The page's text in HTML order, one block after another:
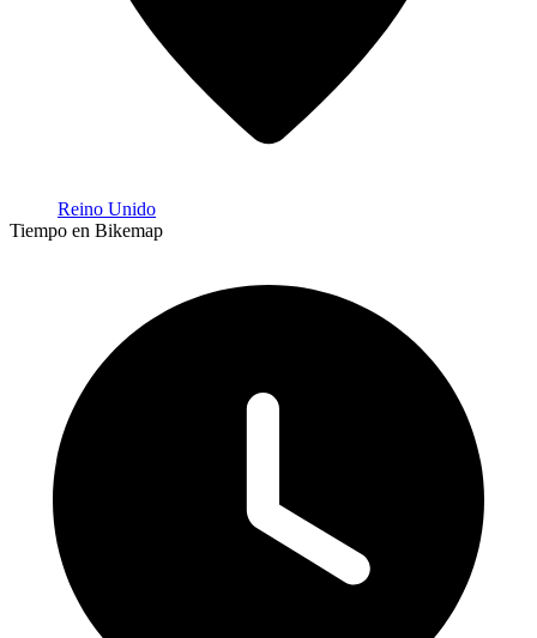
Reino Unido
Tiempo en Bikemap